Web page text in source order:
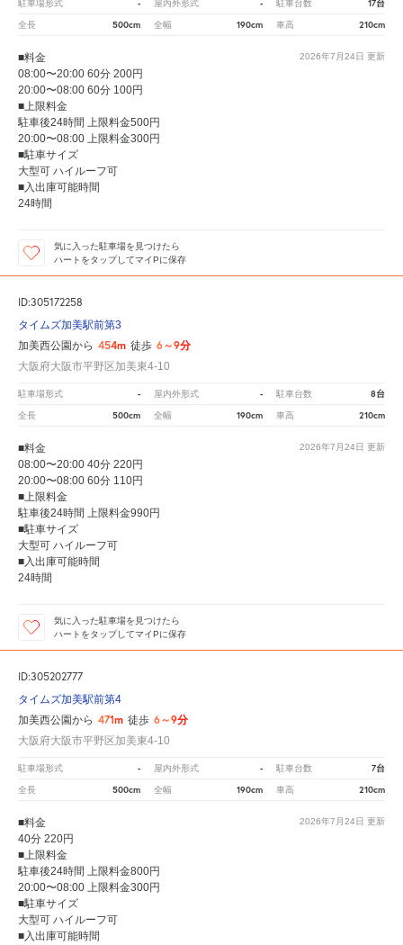
駐車場形式 - 屋内外形式 - 駐車台数 17台
全長 500cm 全幅 190cm 車高 210cm
2026年7月24日 更新
■料金
08:00〜20:00 60分 200円
20:00〜08:00 60分 100円
■上限料金
駐車後24時間 上限料金500円
20:00〜08:00 上限料金300円
■駐車サイズ
大型可 ハイルーフ可
■入出庫可能時間
24時間
気に入った駐車場を見つけたら
ハートをタップしてマイPに保存
ID:305172258
タイムズ加美駅前第3
加美西公園から 454m 徒歩 6～9分
大阪府大阪市平野区加美東4-10
駐車場形式 - 屋内外形式 - 駐車台数 8台
全長 500cm 全幅 190cm 車高 210cm
2026年7月24日 更新
■料金
08:00〜20:00 40分 220円
20:00〜08:00 60分 110円
■上限料金
駐車後24時間 上限料金990円
■駐車サイズ
大型可 ハイルーフ可
■入出庫可能時間
24時間
気に入った駐車場を見つけたら
ハートをタップしてマイPに保存
ID:305202777
タイムズ加美駅前第4
加美西公園から 471m 徒歩 6～9分
大阪府大阪市平野区加美東4-10
駐車場形式 - 屋内外形式 - 駐車台数 7台
全長 500cm 全幅 190cm 車高 210cm
2026年7月24日 更新
■料金
40分 220円
■上限料金
駐車後24時間 上限料金800円
20:00〜08:00 上限料金300円
■駐車サイズ
大型可 ハイルーフ可
■入出庫可能時間